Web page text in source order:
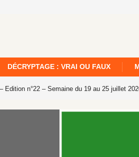
DÉCRYPTAGE : VRAI OU FAUX
Edition n°22 – Semaine du 19 au 25 juillet